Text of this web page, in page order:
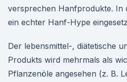
versprechen Hanfprodukte. In
ein echter Hanf-Hype
Der lebensmittel-, diätetische
Produkts wird mehrmals als
Pflanzenöle angesehen (z. B.